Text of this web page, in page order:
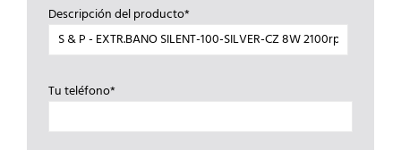
Descripción del producto*
Tu teléfono*